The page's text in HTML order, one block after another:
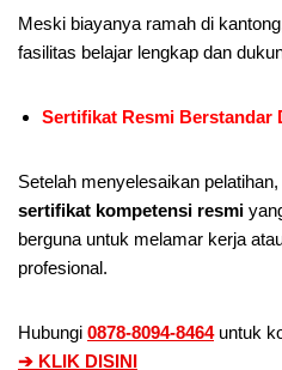
Meski biayanya ramah di
fasilitas belajar lengkap dan
Sertifikat Resmi Berstandar
Setelah menyelesaikan
sertifikat kompetensi resmi
berguna untuk melamar kerja
profesional.
Hubungi 0878-8094-8464untuk
➔ KLIK DISINI